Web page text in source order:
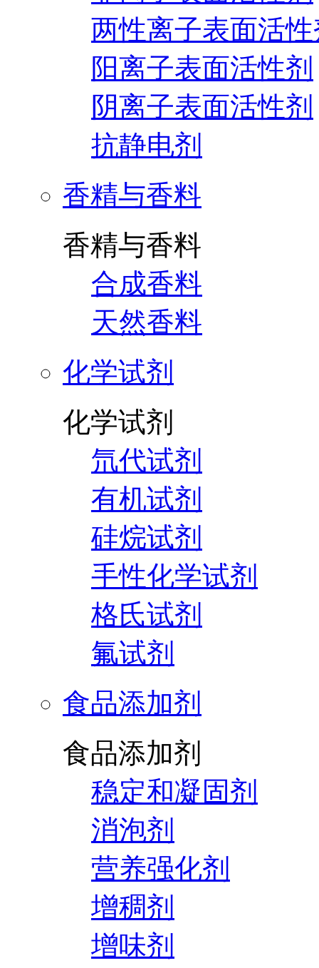
两性离子表面活
阳离子表面活性剂
阴离子表面活性剂
抗静电剂
香精与香料
香精与香料
合成香料
天然香料
化学试剂
化学试剂
氘代试剂
有机试剂
硅烷试剂
手性化学试剂
格氏试剂
氟试剂
食品添加剂
食品添加剂
稳定和凝固剂
消泡剂
营养强化剂
增稠剂
增味剂